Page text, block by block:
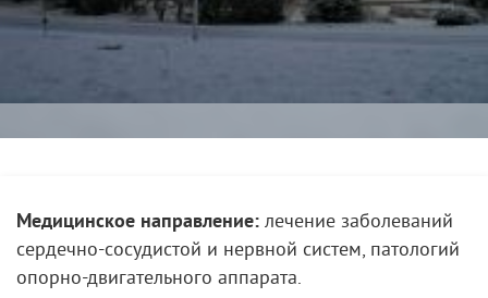
Медицинское направление: лечение заболеваний
сердечно-сосудистой и нервной систем, патологий
опорно-двигательного аппарата.